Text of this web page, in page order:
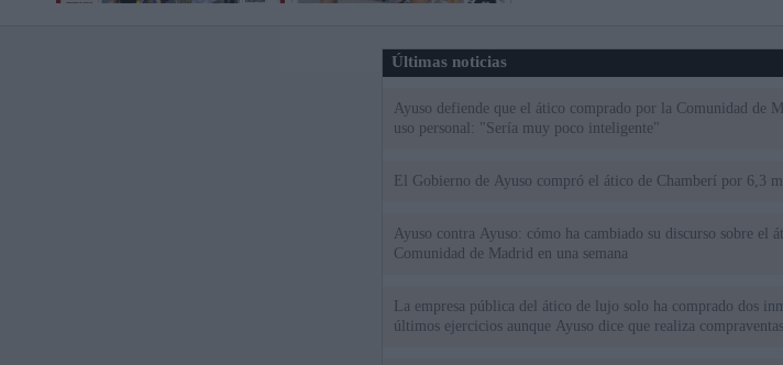
Últimas noticias
Ayuso defiende que el ático comprado por la Comunidad de
uso personal: "Sería muy poco inteligente"
El Gobierno de Ayuso compró el ático de Chamberí por 6,3
Ayuso contra Ayuso: cómo ha cambiado su discurso sobre el
Comunidad de Madrid en una semana
La empresa pública del ático de lujo solo ha comprado dos
últimos ejercicios aunque Ayuso dice que realiza